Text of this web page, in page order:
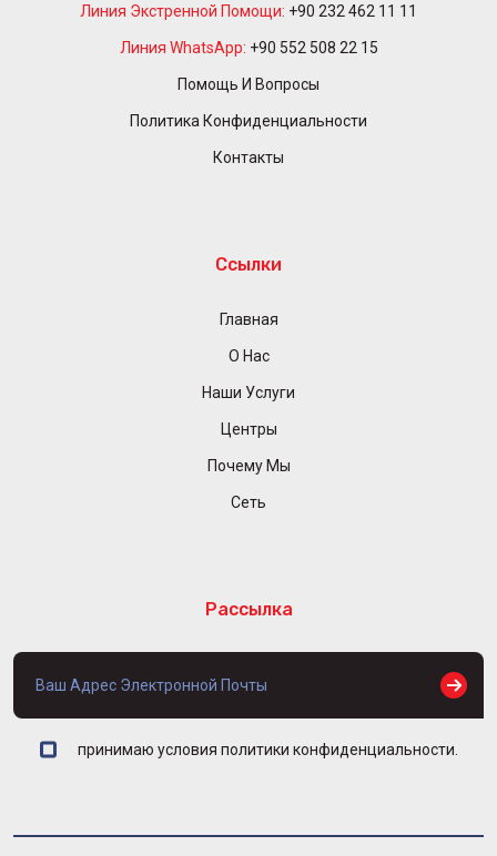
Линия Экстренной Помощи: +90 232 462 11 11
Линия WhatsApp: +90 552 508 22 15
Помощь И Вопросы
Политика Конфиденциальности
Контакты
Ссылки
Главная
О Нас
Наши Услуги
Центры
Почему Мы
Сеть
Рассылка
принимаю условия политики конфиденциальности.